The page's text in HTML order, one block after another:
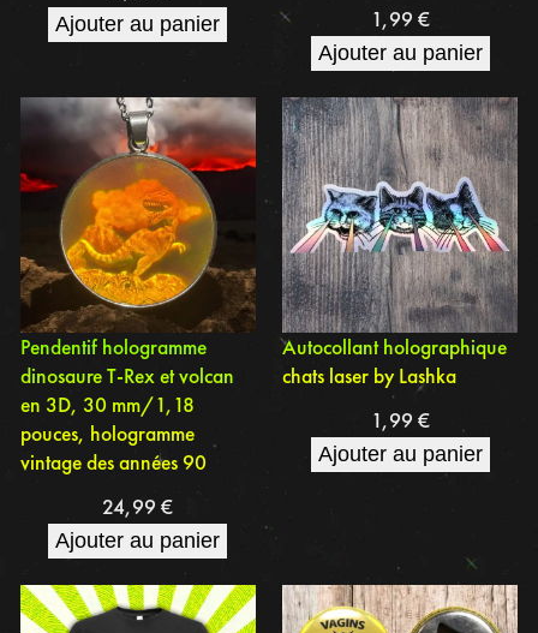
Ajouter au panier
1,99 €
Ajouter au panier
Pendentif hologramme
dinosaure T-Rex et volcan
en 3D, 30 mm/1,18
pouces, hologramme
vintage des années 90
24,99€
Ajouter au panier
Autocollant holographique
chats laser by Lashka
1,99 €
Ajouter au panier